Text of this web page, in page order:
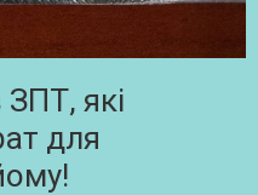
ЗПТ, які
для